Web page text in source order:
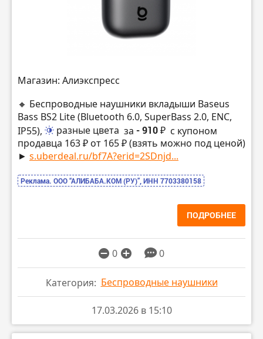
Магазин: Алиэкспресс
🔸 Беспроводные наушники вкладыши Baseus
Bass BS2 Lite (Bluetooth 6.0, SuperBass 2.0, ENC,
IP55),
разные цвета за - 910 ₽ с купоном
продавца 163 ₽ от 165 ₽ (взять можно под ценой)
► s.uberdeal.ru/bf7A?erid=2SDnjd...
Реклама. ООО “АЛИБАБА.КОМ (РУ)”, ИНН 7703380158
ПОДРОБНЕЕ
0 0
Категория: Беспроводные наушники
17.03.2026 в 15:10